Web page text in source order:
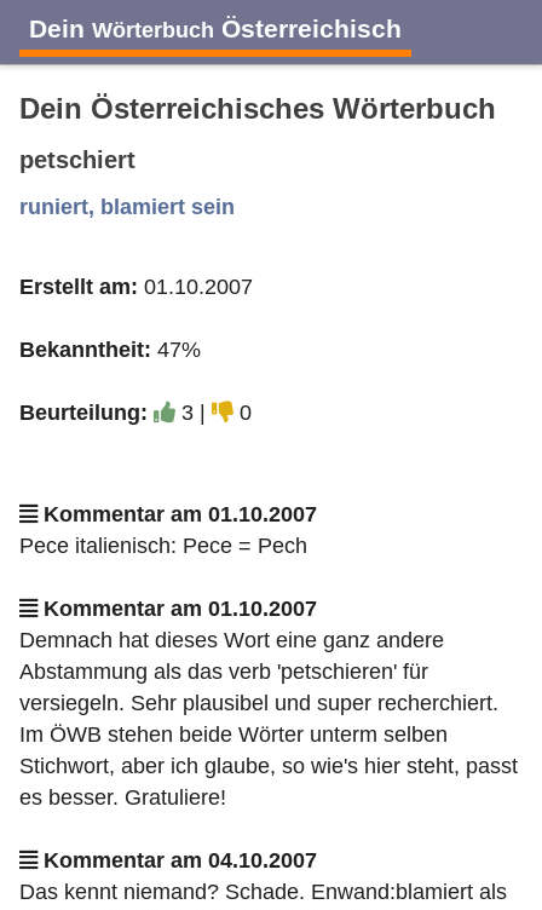
Dein Wörterbuch Österreichisch
A B C D
J K L M
Dein Österreichisches Wörterbuch
petschiert
runiert, blamiert sein
Erstellt am: 01.10.2007
Bekanntheit: 47%
Beurteilung: 3 | 0
Kommentar am 01.10.2007
Pece italienisch: Pece = Pech
Kommentar am 01.10.2007
Demnach hat dieses Wort eine ganz andere
Abstammung als das verb 'petschieren' für
versiegeln. Sehr plausibel und super recherchiert.
Im ÖWB stehen beide Wörter unterm selben
Stichwort, aber ich glaube, so wie's hier steht, passt
es besser. Gratuliere!
Kommentar am 04.10.2007
Das kennt niemand? Schade. Enwand:blamiert als